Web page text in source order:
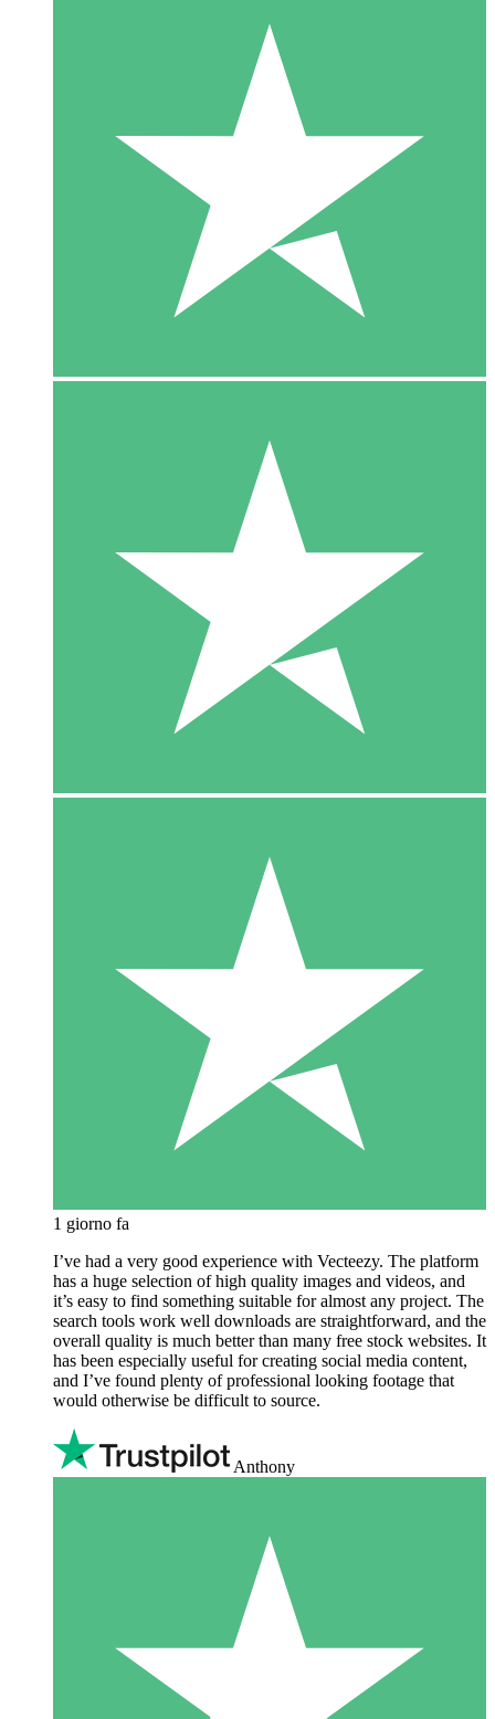
1 giorno fa
I’ve had a very good experience with Vecteezy. The platform
has a huge selection of high quality images and videos, and
it’s easy to find something suitable for almost any project. The
search tools work well downloads are straightforward, and the
overall quality is much better than many free stock websites. It
has been especially useful for creating social media content,
and I’ve found plenty of professional looking footage that
would otherwise be difficult to source.
Anthony